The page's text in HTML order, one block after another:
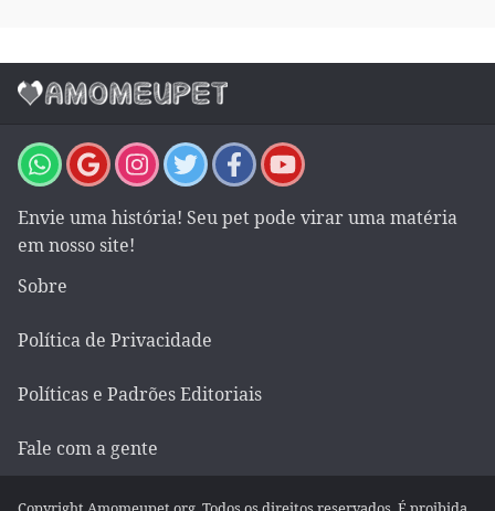
Envie uma história! Seu pet pode virar uma matéria
em nosso site!
Sobre
Política de Privacidade
Políticas e Padrões Editoriais
Fale com a gente